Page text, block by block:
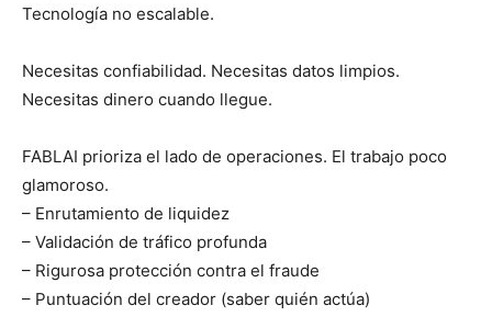
Tecnología no escalable.
Necesitas confiabilidad. Necesitas datos limpios.
Necesitas dinero cuando llegue.
FABLAI prioriza el lado de operaciones. El trabajo poco
glamoroso.
– Enrutamiento de liquidez
– Validación de tráfico profunda
– Rigurosa protección contra el fraude
– Puntuación del creador (saber quién actúa)